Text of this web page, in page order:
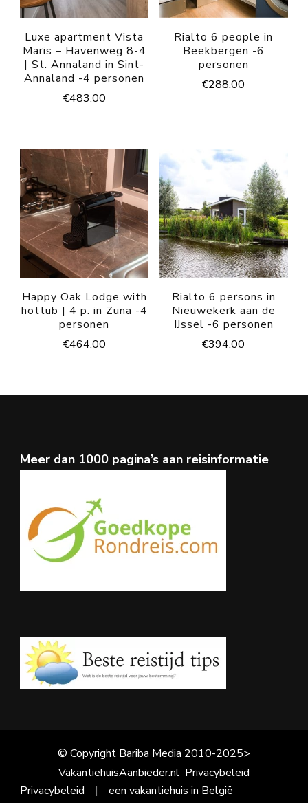
Luxe apartment Vista
Maris – Havenweg 8-4
| St. Annaland in Sint-
Annaland -4 personen
€483.00
Rialto 6 people in
Beekbergen -6
personen
€288.00
Happy Oak Lodge with
hottub | 4 p. in Zuna -4
personen
€464.00
Rialto 6 persons in
Nieuwekerk aan de
IJssel -6 personen
€394.00
Meer dan 1000 pagina’s aan reisinformatie
© Copyright Bariba Media 2010-2025>
VakantiehuisAanbieder.nl Privacybeleid
Privacybeleid
een vakantiehuis in België